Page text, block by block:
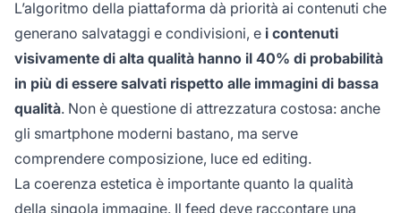
L’algoritmo della piattaforma dà priorità ai contenuti che
generano salvataggi e condivisioni, e i contenuti
visivamente di alta qualità hanno il 40% di probabilità
in più di essere salvati rispetto alle immagini di bassa
qualità. Non è questione di attrezzatura costosa: anche
gli smartphone moderni bastano, ma serve
comprendere composizione, luce ed editing.
La coerenza estetica è importante quanto la qualità
della singola immagine. Il feed deve raccontare una